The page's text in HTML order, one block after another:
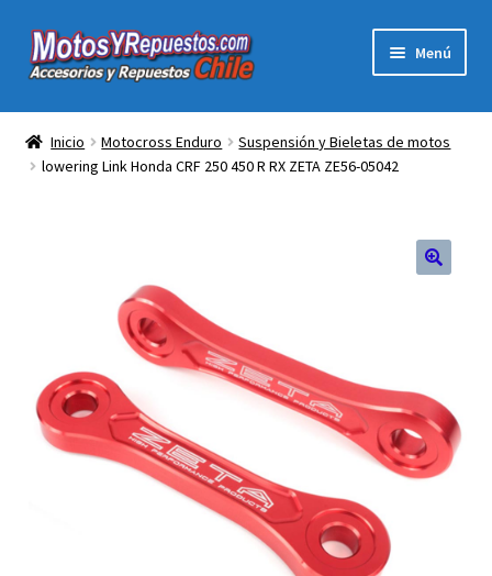
Ir
a
Ir
al
Menú
Acc y Rep Motocross Enduro
el
Electronica Para Motos
Filtros para Motos
Herramientas Para Taller
Ropa para Motociclistas
Tienda Física Motosyrepuestos
FAQ Preguntas Frecuentes
Inicio Motocross Enduro
Suspensión y Bieletas de motos
lowering Link Honda CRF 250 450 R RX ZETA ZE56-05042